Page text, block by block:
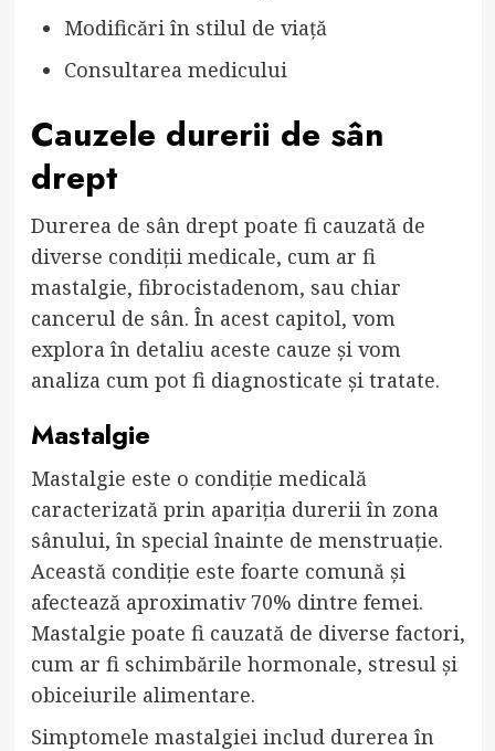
Modificări în stilul de viață
Consultarea medicului
Cauzele durerii de sân
drept
Durerea de sân drept poate fi cauzată de
diverse condiții medicale, cum ar fi
mastalgie, fibrocistadenom, sau chiar
cancerul de sân. În acest capitol, vom
explora în detaliu aceste cauze și vom
analiza cum pot fi diagnosticate și tratate.
Mastalgie
Mastalgie este o condiție medicală
caracterizată prin apariția durerii în zona
sânului, în special înainte de menstruație.
Această condiție este foarte comună și
afectează aproximativ 70% dintre femei.
Mastalgie poate fi cauzată de diverse factori,
cum ar fi schimbările hormonale, stresul și
obiceiurile alimentare.
Simptomele mastalgiei includ durerea în